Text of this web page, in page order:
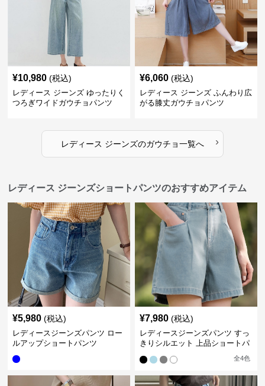
¥10,980 (税込)
レディース ジーンズ ゆったりく
つろぎワイドガウチョパンツ
¥6,060 (税込)
レディース ジーンズ ふんわり広
がる膝丈ガウチョパンツ
レディース ジーンズのガウチョ一覧へ ›
レディース ジーンズショートパンツのおすすめアイテム
¥5,980 (税込)
レディースジーンズパンツ ロー
ルアップショートパンツ
¥7,980 (税込)
レディースジーンズパンツ すっ
きりシルエット 上品ショートパ
全4色